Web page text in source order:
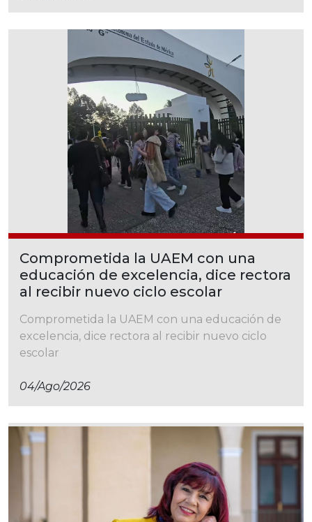
Comprometida la UAEM con una
educación de excelencia, dice rectora
al recibir nuevo ciclo escolar
Comprometida la UAEM con una educación de
excelencia, dice rectora al recibir nuevo ciclo
escolar
04/ago/2026